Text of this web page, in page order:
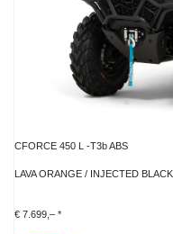
CFORCE 450 L -T3b ABS
LAVA ORANGE / INJECTED BLACK
€ 7.699,– *